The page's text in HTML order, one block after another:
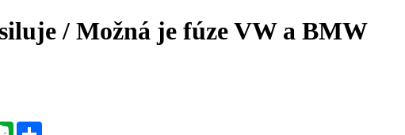
/ Možná je fúze VW a BMW
Evernote